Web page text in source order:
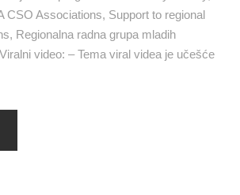
CSO Associations, Support to regional
Regionalna radna grupa mladih
video: – Tema viral videa je učešće